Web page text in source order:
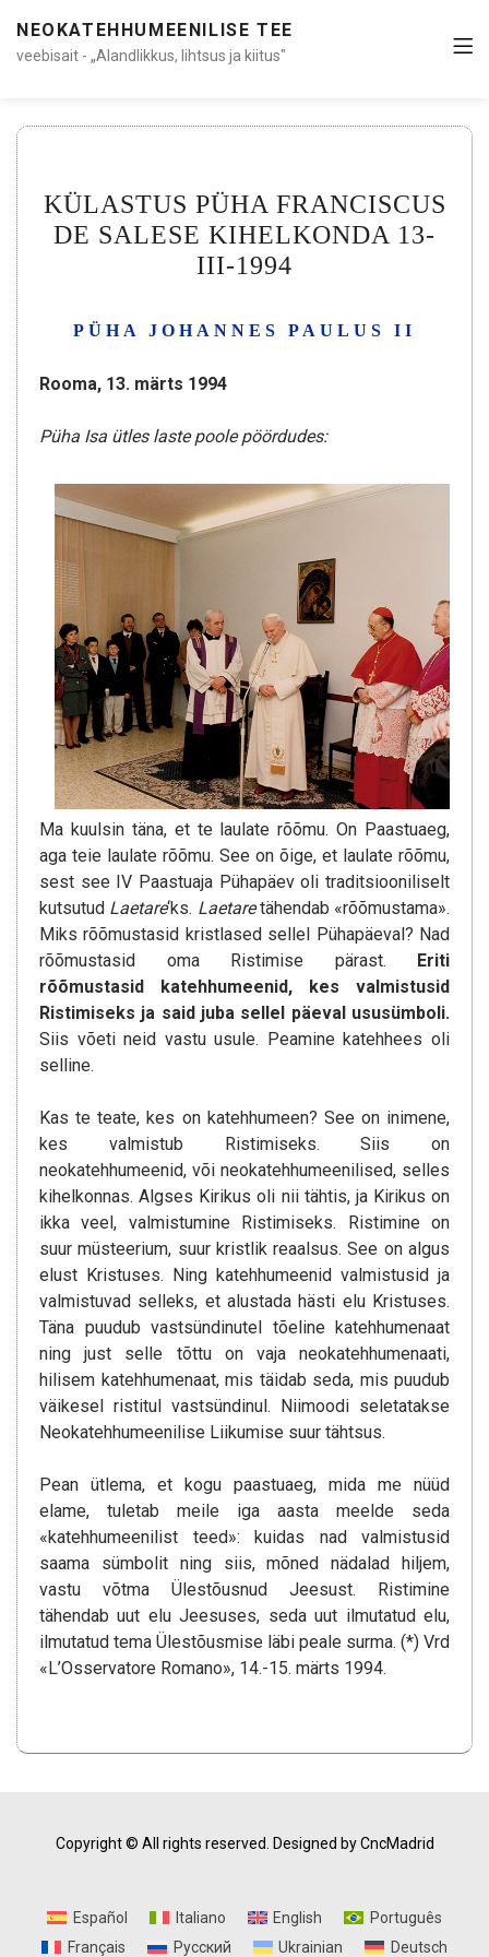
NEOKATEHHUMEENILISE TEE
veebisait - „Alandlikkus, lihtsus ja kiitus"
KÜLASTUS PÜHA FRANCISCUS
DE SALESE KIHELKONDA 13-
III-1994
PÜHA JOHANNES PAULUS II
Rooma, 13. märts 1994
Püha Isa ütles laste poole pöördudes:
Ma kuulsin täna, et te laulate rõõmu. On Paastuaeg,
aga teie laulate rõõmu. See on õige, et laulate rõõmu,
sest see IV Paastuaja Pühapäev oli traditsiooniliselt
kutsutud Laetare‘ks. Laetaretähendab «rõõmustama».
Miks rõõmustasid kristlased sellel Pühapäeval? Nad
rõõmustasid oma Ristimise pärast.
Eriti
rõõmustasid katehhumeenid, kes valmistusid
Ristimiseks ja said juba sellel päeval ususümboli.
Siis võeti neid vastu usule. Peamine katehhees oli
selline.
Kas te teate, kes on katehhumeen? See on inimene,
kes valmistub Ristimiseks. Siis on
neokatehhumeenid, või neokatehhumeenilised, selles
kihelkonnas. Algses Kirikus oli nii tähtis, ja Kirikus on
ikka veel, valmistumine Ristimiseks. Ristimine on
suur müsteerium, suur kristlik reaalsus. See on algus
elust Kristuses. Ning katehhumeenid valmistusid ja
valmistuvad selleks, et alustada hästi elu Kristuses.
Täna puudub vastsündinutel tõeline katehhumenaat
ning just selle tõttu on vaja neokatehhumenaati,
hilisem katehhumenaat, mis täidab seda, mis puudub
väikesel ristitul vastsündinul. Niimoodi seletatakse
Neokatehhumeenilise Liikumise suur tähtsus.
Pean ütlema, et kogu paastuaeg, mida me nüüd
elame, tuletab meile iga aasta meelde seda
«katehhumeenilist teed»: kuidas nad valmistusid
saama sümbolit ning siis, mõned nädalad hiljem,
vastu võtma Ülestõusnud Jeesust. Ristimine
tähendab uut elu Jeesuses, seda uut ilmutatud elu,
ilmutatud tema Ülestõusmise läbi peale surma. (*) Vrd
«L’Osservatore Romano», 14.-15. märts 1994.
Copyright © All rights reserved. Designed by CncMadrid
Español Italiano English
Português
Français
Русский Ukrainian Deutsch